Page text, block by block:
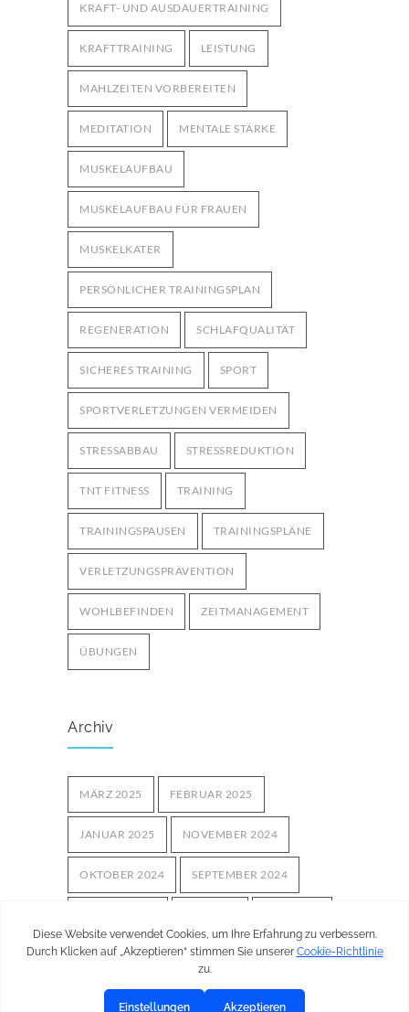
KRAFT- UND AUSDAUERTRAINING
KRAFTTRAINING LEISTUNG
MAHLZEITEN VORBEREITEN
MEDITATION MENTALE STÄRKE
MUSKELAUFBAU
MUSKELAUFBAU FÜR FRAUEN
MUSKELKATER
PERSÖNLICHER TRAININGSPLAN
REGENERATION SCHLAFQUALITÄT
SICHERES TRAINING SPORT
SPORTVERLETZUNGEN VERMEIDEN
STRESSABBAU STRESSREDUKTION
TNT FITNESS TRAINING
TRAININGSPAUSEN TRAININGSPLÄNE
VERLETZUNGSPRÄVENTION
WOHLBEFINDEN ZEITMANAGEMENT
ÜBUNGEN
Archiv
MÄRZ 2025 FEBRUAR 2025
JANUAR 2025 NOVEMBER 2024
OKTOBER 2024 SEPTEMBER 2024
MAI 2024